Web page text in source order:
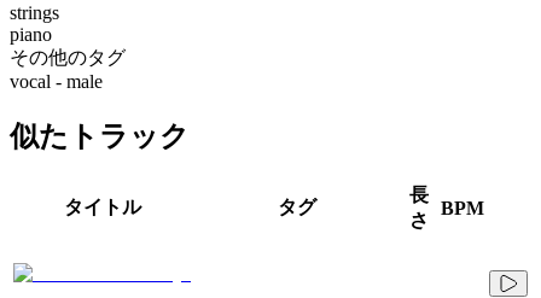
strings
piano
その他のタグ
vocal - male
似たトラック
タイトル タグ
長
さ
BPM